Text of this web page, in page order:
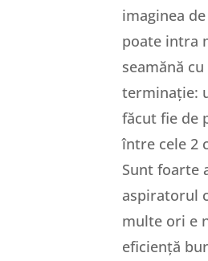
imaginea
poate intra
seamănă
terminație:
făcut fie de
între cele 2
Sunt foarte
aspiratorul
multe ori e
eficiență